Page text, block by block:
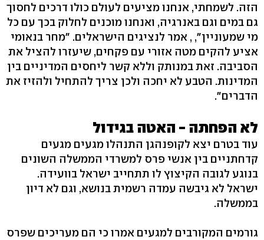
הזה. לשמחתי, אנחנו מציעים לעולם כולו דרכים לחסוך
גם במים וגם באנרגיה, ואנחנו מוכנים לחלוק בכך עם כל
מי שמעוניין", , אמר לנציגים הישראלים. "מחר בנאומי
אציע להקים מטה אזורי עם פקחים, שיעזרו להציל את
הסביבה. זאת במנותק וללא קשר ליחסים המדיניים בין
המדינות. הטבע לא יחכה ולכן צריך להתחיל ולהזיז את
הדברים".
לא הפחתה - האטה בגידול
עוד בטרם יצא לקופנהגן התנהלו מגעים מגעים
קדחתניים בין אנשי פרס למשרדי הממשלה השונים
בנוגע לגובה הקיצוץ לו תתחייב ישראל בוועידה.
ישראל לא גיבשה עמדה רשמית בנושא, וגם לא דיון
בממשלה.
גורמים המקורבים למגעים אמרו כי הם מעריכים שפרס